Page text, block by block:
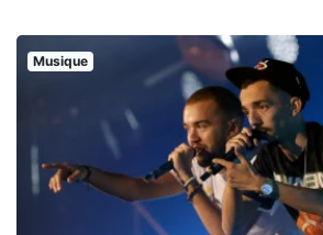
Musique